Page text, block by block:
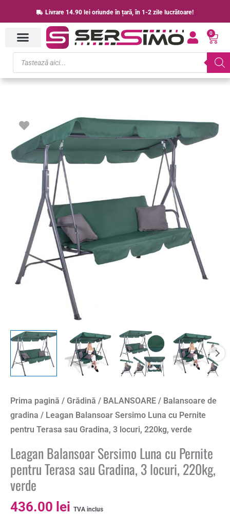
to
content
Livrare 14.90 lei oriunde în țară, în 1-2 zile lucrătoare!
0
Cart
Products
search
Prima pagină / Grădină / BALANSOARE / Balansoare de
gradina / Leagan Balansoar Sersimo Luna cu Pernite
pentru Terasa sau Gradina, 3 locuri, 220kg, verde
Leagan Balansoar Sersimo Luna cu Pernite
pentru Terasa sau Gradina, 3 locuri, 220kg,
verde
436.00 lei TVA inclus
Leagan
Balansoar
Sersimo
pentru
Terasa
Gradina,